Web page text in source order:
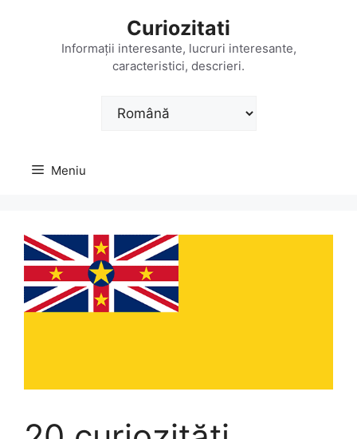
Curiozitati
Informații interesante, lucruri interesante,
caracteristici, descrieri.
Alege
Meniu